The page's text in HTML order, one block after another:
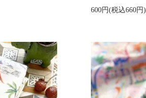
600円(税込660円)